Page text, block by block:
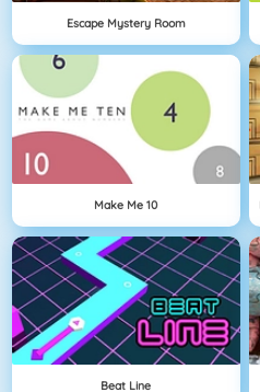
Escape Mystery Room
Make Me 10
Beat Line